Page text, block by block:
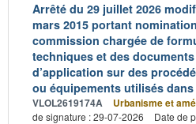
Arrêté du 29 juillet 2026
mars 2015 portant
commission chargée de
techniques et des
d’application sur des
ou équipements utilisés
VLOL2619174A Urbanisme et
de signature : 29-07-2026
Date de